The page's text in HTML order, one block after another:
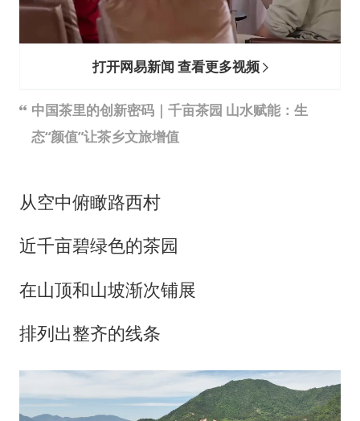
薛之谦杭州站演唱会取消
习近平心系体育强国建设
打开网易新闻 查看更多视频
中国茶里的创新密码｜千亩茶园 山水赋能：生
态“颜值”让茶乡文旅增值
从空中俯瞰路西村
近千亩碧绿色的茶园
在山顶和山坡渐次铺展
排列出整齐的线条